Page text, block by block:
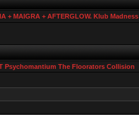
+ MAIGRA + AFTERGLOW. Klub Madness
Psychomantium The Floorators Collision